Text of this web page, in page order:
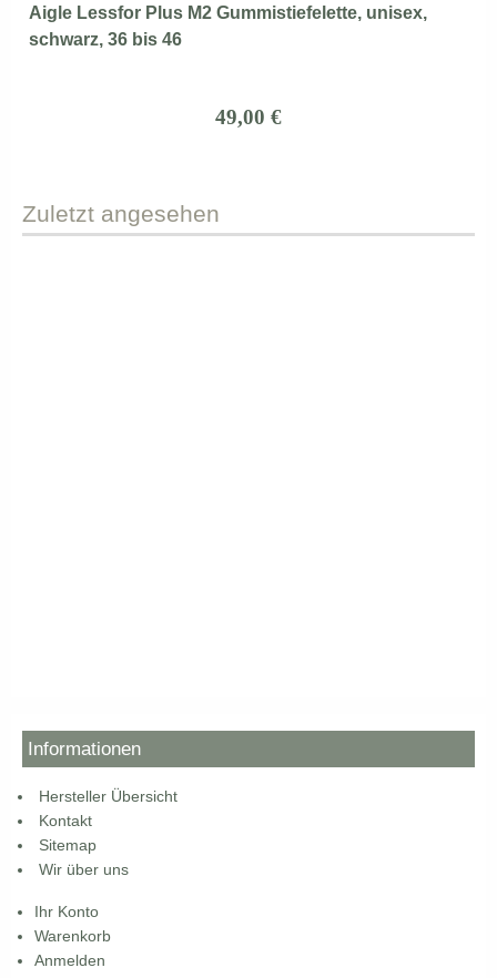
Aigle Lessfor Plus M2 Gummistiefelette, unisex,
schwarz, 36 bis 46
49,00 €
Zuletzt angesehen
Informationen
Hersteller Übersicht
Kontakt
Sitemap
Wir über uns
Ihr Konto
Warenkorb
Anmelden